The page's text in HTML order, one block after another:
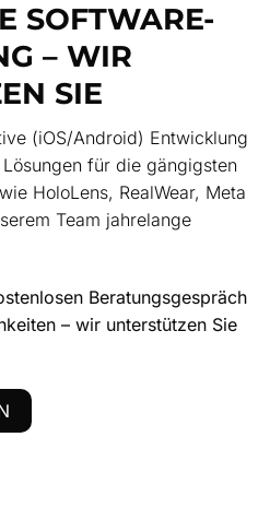
SOFTWARE-
– WIR
SIE
(iOS/Android) Entwicklung
für die gängigsten
HoloLens, RealWear, Meta
Team jahrelange
Beratungsgespräch
– wir unterstützen Sie